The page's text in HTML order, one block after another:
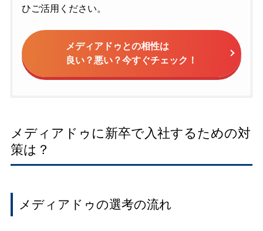
ひご活用ください。
メディアドゥとの相性は
良い？悪い？今すぐチェック！
メディアドゥに新卒で入社するための対
策は？
メディアドゥの選考の流れ